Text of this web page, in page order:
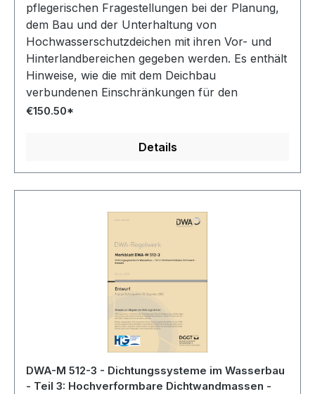
pflegerischen Fragestellungen bei der Planung,
dem Bau und der Unterhaltung von
Hochwasserschutzdeichen mit ihren Vor- und
Hinterlandbereichen gegeben werden. Es enthält
Hinweise, wie die mit dem Deichbau
verbundenen Einschränkungen für den
Naturhaushalt begrenzt werden können, ohne
der vorrangigen Sicherheitsanforderungen zu
€150.50*
Details
DWA-M 512-3 - Dichtungssysteme im Wasserbau
- Teil 3: Hochverformbare Dichtwandmassen -